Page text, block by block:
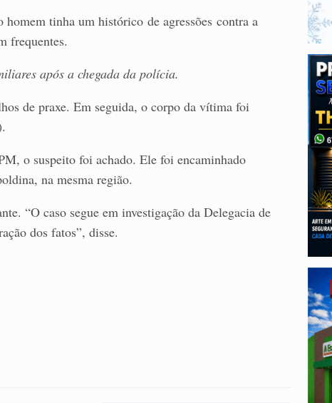
tinha um histórico de agressões contra a
frequentes.
após a chegada da polícia.
de praxe. Em seguida, o corpo da vítima foi
o suspeito foi achado. Ele foi encaminhado
na mesma região.
“O caso segue em investigação da Delegacia de
dos fatos”, disse.